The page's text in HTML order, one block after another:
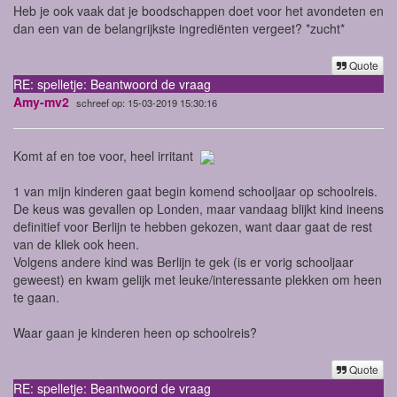
Heb je ook vaak dat je boodschappen doet voor het avondeten en
dan een van de belangrijkste ingrediënten vergeet? *zucht*
Quote
RE: spelletje: Beantwoord de vraag
Amy-mv2 schreef op: 15-03-2019 15:30:16
Komt af en toe voor, heel irritant
1 van mijn kinderen gaat begin komend schooljaar op schoolreis.
De keus was gevallen op Londen, maar vandaag blijkt kind ineens
definitief voor Berlijn te hebben gekozen, want daar gaat de rest
van de kliek ook heen.
Volgens andere kind was Berlijn te gek (is er vorig schooljaar
geweest) en kwam gelijk met leuke/interessante plekken om heen
te gaan.
Waar gaan je kinderen heen op schoolreis?
Quote
RE: spelletje: Beantwoord de vraag